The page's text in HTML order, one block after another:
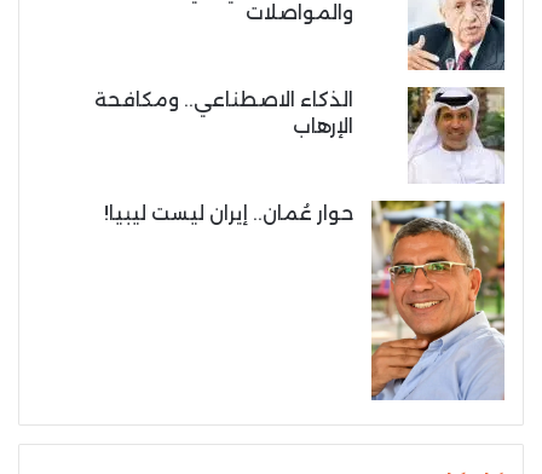
والمواصلات
الذكاء الاصطناعي.. ومكافحة
الإرهاب
حوار عُمان.. إيران ليست ليبيا!